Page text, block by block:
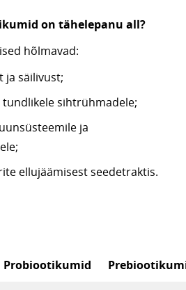
on tähelepanu all?
hõlmavad:
ja säilivust;
sihtrühmadele;
ja
ellujäämisest seedetraktis.
Probiootikumid